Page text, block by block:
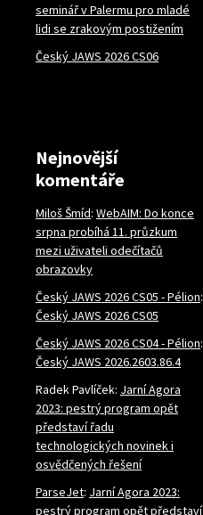
seminář v Palermu pro mladé
lidi se zrakovým postižením
Český JAWS 2026 CS06
Nejnovější
komentáře
Miloš Šmíd: WebAIM: Do konce
srpna probíhá 11. průzkum
mezi uživateli odečítačů
obrazovky
Český JAWS 2026 CS05 - Pélion:
Český JAWS 2026 CS05
Český JAWS 2026 CS04 - Pélion:
Český JAWS 2026.2603.86.4
Radek Pavlíček: Jarní Agora
2023: pestrý program opět
představí řadu
technologických novinek i
osvědčených řešení
ParseJet: Jarní Agora 2023:
pestrý program opět představí